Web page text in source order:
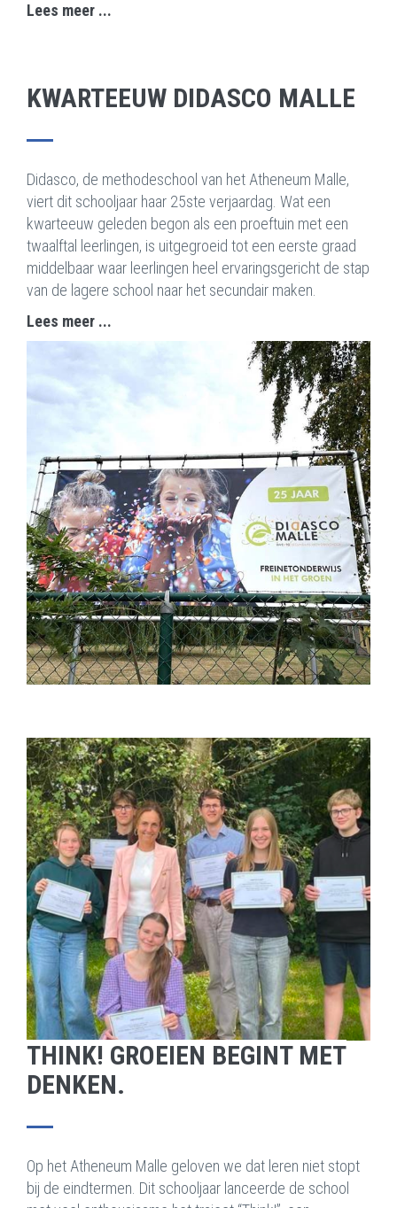
Lees meer ...
KWARTEEUW DIDASCO MALLE
Didasco, de methodeschool van het Atheneum Malle,
viert dit schooljaar haar 25ste verjaardag. Wat een
kwarteeuw geleden begon als een proeftuin met een
twaalftal leerlingen, is uitgegroeid tot een eerste graad
middelbaar waar leerlingen heel ervaringsgericht de stap
van de lagere school naar het secundair maken.
Lees meer ...
THINK! GROEIEN BEGINT MET
DENKEN.
Op het Atheneum Malle geloven we dat leren niet stopt
bij de eindtermen. Dit schooljaar lanceerde de school